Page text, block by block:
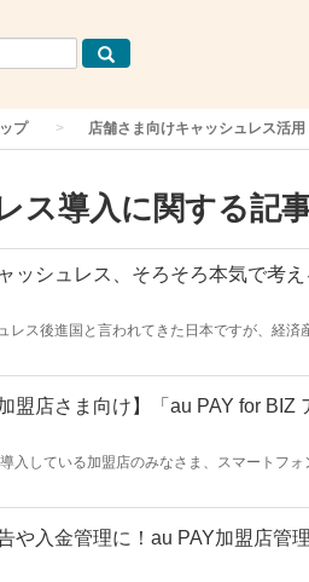
プ 店舗さま向けキャッシュレス活用
ス導入に関する記
ッシュレス、そろそろ本気で考
レス後進国と言われてきた日本ですが、経
加盟店さま向け】「au PAY for
入している加盟店のみなさま、スマートフ
店用アプリ「au PAY for BIZ アプリ」の概要
や入金管理に！au PAY加盟店管